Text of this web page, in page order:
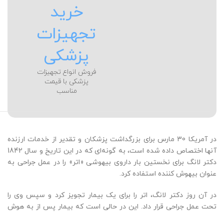
خرید
تجهیزات
پزشکی
فروش انواع تجهیزات
پزشکی با قیمت
مناسب
در آمریکا 30 مارس برای بزرگداشت پزشکان و تقدیر از خدمات ارزنده
آنها اختصاص داده شده است، به گونه‌ای که در این تاریخ و سال 1842
دکتر لانگ برای نخستین ‌بار داروی بیهوشی «اتر» را در عمل جراحی به
عنوان بیهوش ‌کننده استفاده کرد.
در آن روز دکتر لانگ، اتر را برای یک بیمار تجویز کرد و سپس وی را
تحت عمل جراحی قرار داد. این در حالی است که بیمار پس از به هوش